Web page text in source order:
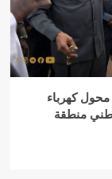
محول كهرباء
منطقة